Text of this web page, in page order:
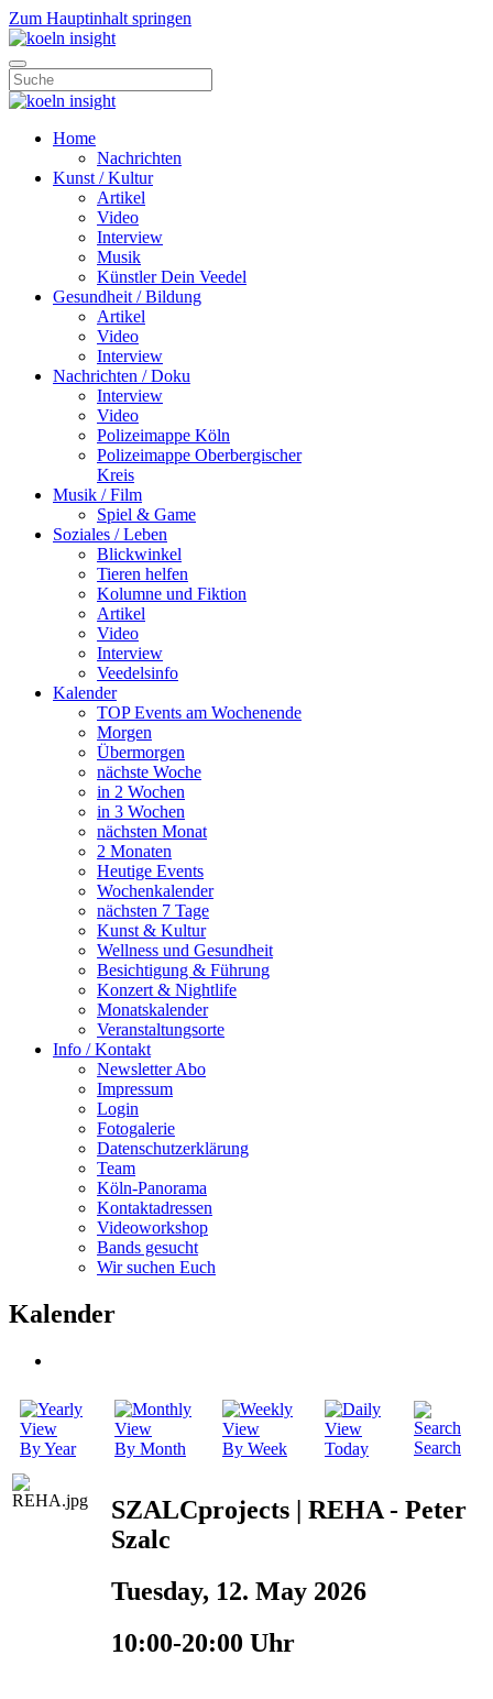
Zum Hauptinhalt springen
Home
Nachrichten
Kunst / Kultur
Artikel
Video
Interview
Musik
Künstler Dein Veedel
Gesundheit / Bildung
Artikel
Video
Interview
Nachrichten / Doku
Interview
Video
Polizeimappe Köln
Polizeimappe Oberbergischer
Kreis
Musik / Film
Spiel & Game
Soziales / Leben
Blickwinkel
Tieren helfen
Kolumne und Fiktion
Artikel
Video
Interview
Veedelsinfo
Kalender
TOP Events am Wochenende
Morgen
Übermorgen
nächste Woche
in 2 Wochen
in 3 Wochen
nächsten Monat
2 Monaten
Heutige Events
Wochenkalender
nächsten 7 Tage
Kunst & Kultur
Wellness und Gesundheit
Besichtigung & Führung
Konzert & Nightlife
Monatskalender
Veranstaltungsorte
Info / Kontakt
Newsletter Abo
Impressum
Login
Fotogalerie
Datenschutzerklärung
Team
Köln-Panorama
Kontaktadressen
Videoworkshop
Bands gesucht
Wir suchen Euch
Kalender
By Year By Month By Week Today Search
SZALCprojects | REHA - Peter
Szalc
Tuesday, 12. May 2026
10:00-20:00 Uhr